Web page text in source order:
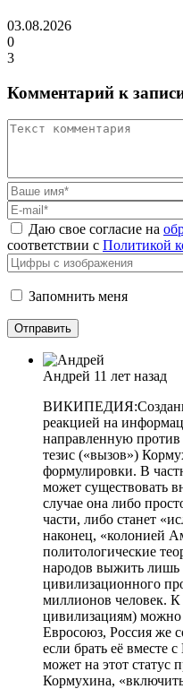
03.08.2026
0
3
Комментарий к
Даю свое согласие на
соответствии с Политикой
Запомнить меня
Андрей 11 лет назад
реакцией на
направленную против
тезис («вызов»)
формулировки. В
может существовать
случае она либо
части, либо станет
наконец, «колонией
политологические
народов выжить лишь
цивилизационного
миллионов человек.
цивилизациям)
Евросоюз, Россия же
если брать её вместе
может на этот статус
Кормухина,